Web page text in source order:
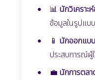
📊 นักวิเคราะ
ข้อมูลในรูปแบบ
📱 นักออกแบ
ประสบการณ์ผู้
💼 นักการตล